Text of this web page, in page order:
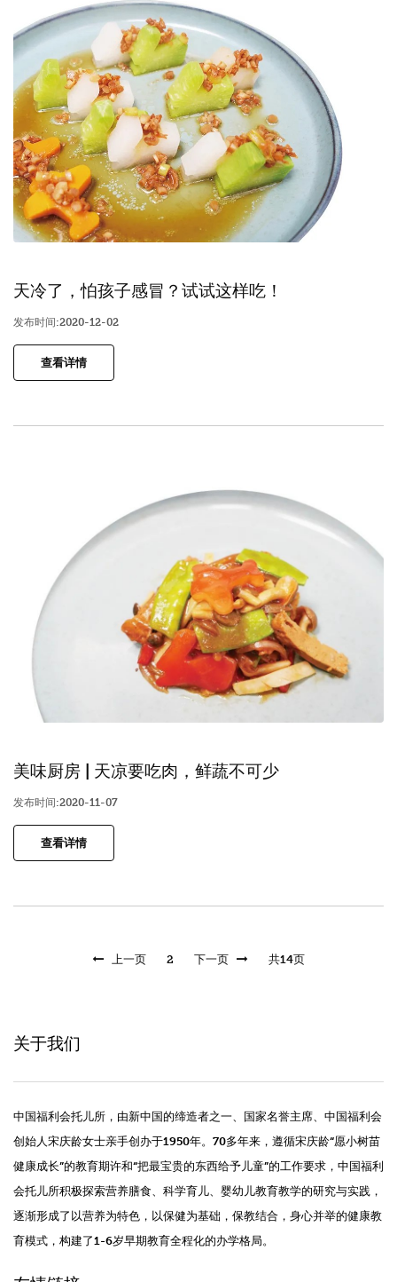
天冷了，怕孩子感冒？试试这样吃！
发布时间:2020-12-02
查看详情
美味厨房 | 天凉要吃肉，鲜蔬不可少
发布时间:2020-11-07
查看详情
上一页 2 下一页 共14页
关于我们
中国福利会托儿所，由新中国的缔造者之一、国家名誉主席、中国福利会
创始人宋庆龄女士亲手创办于1950年。70多年来，遵循宋庆龄“愿小树苗
健康成长”的教育期许和“把最宝贵的东西给予儿童”的工作要求，中国福利
会托儿所积极探索营养膳食、科学育儿、婴幼儿教育教学的研究与实践，
逐渐形成了以营养为特色，以保健为基础，保教结合，身心并举的健康教
育模式，构建了1-6岁早期教育全程化的办学格局。